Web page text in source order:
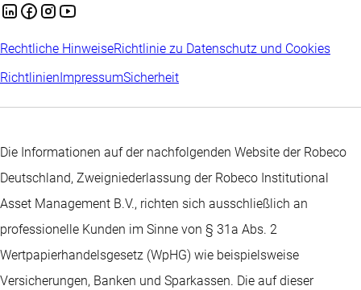
Rechtliche HinweiseRichtlinie zu Datenschutz und Cookies
Richtlinien ImpressumSicherheit
Die Informationen auf der nachfolgenden Website der Robeco
Deutschland, Zweigniederlassung der Robeco Institutional
Asset Management B.V., richten sich ausschließlich an
professionelle Kunden im Sinne von § 31a Abs. 2
Wertpapierhandelsgesetz (WpHG) wie beispielsweise
Versicherungen, Banken und Sparkassen. Die auf dieser